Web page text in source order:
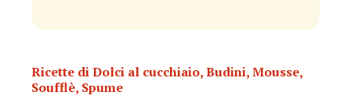
Ricette di Dolci al cucchiaio, Budini, Mousse,
Soufflè, Spume